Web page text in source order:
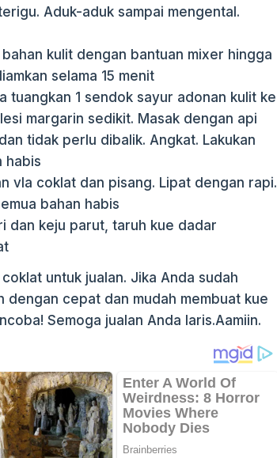
Aduk-aduk sampai mengental.
kulit dengan bantuan mixer hingga
selama 15 menit
tuangkan 1 sendok sayur adonan kulit ke
margarin sedikit. Masak dengan api
tidak perlu dibalik. Angkat. Lakukan
habis
vla coklat dan pisang. Lipat dengan rapi.
bahan habis
dan keju parut, taruh kue dadar
untuk jualan. Jika Anda sudah
dengan cepat dan mudah membuat kue
Semoga jualan Anda laris.Aamiin.